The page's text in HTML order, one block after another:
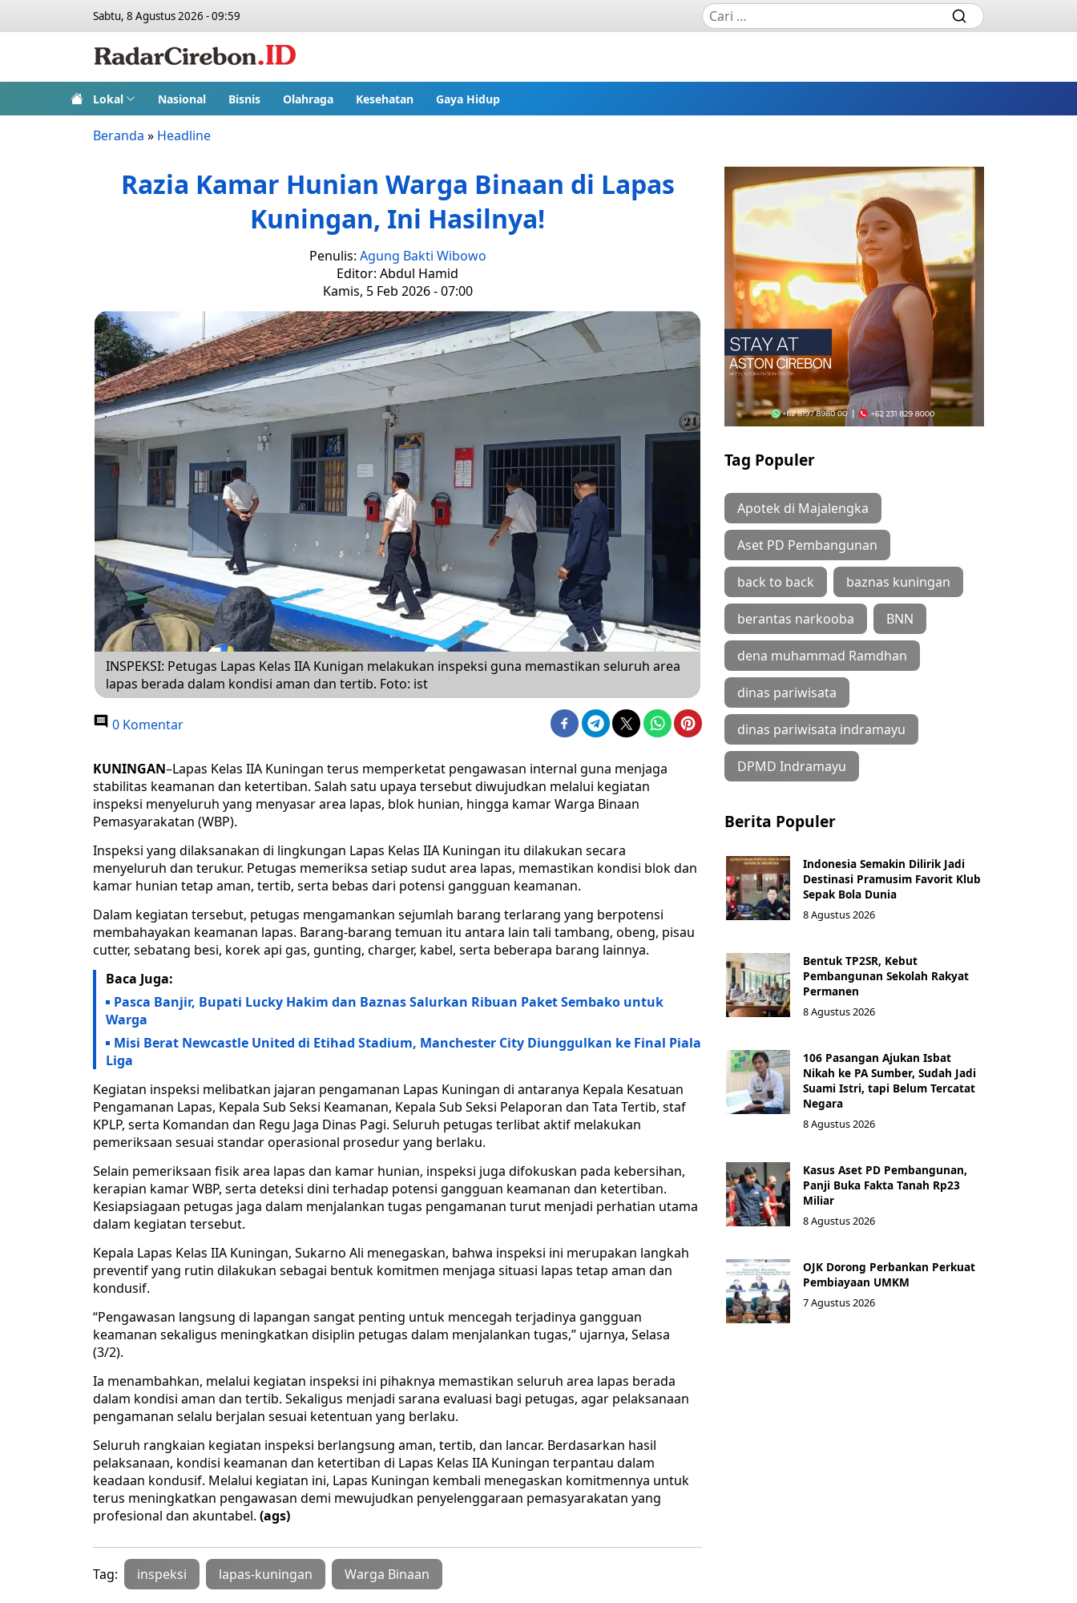
Sabtu, 8 Agustus 2026 - 09:59
Lokal Nasional Bisnis Olahraga Kesehatan Gaya Hidup
Beranda » Headline
Razia Kamar Hunian Warga Binaan di Lapas
Kuningan, Ini Hasilnya!
Penulis: Agung Bakti Wibowo
Editor: Abdul Hamid
Kamis, 5 Feb 2026 - 07:00
INSPEKSI: Petugas Lapas Kelas IIA Kunigan melakukan inspeksi guna memastikan seluruh area
lapas berada dalam kondisi aman dan tertib. Foto: ist
0 Komentar
KUNINGAN–Lapas Kelas IIA Kuningan terus memperketat pengawasan internal guna menjaga
stabilitas keamanan dan ketertiban. Salah satu upaya tersebut diwujudkan melalui kegiatan
inspeksi menyeluruh yang menyasar area lapas, blok hunian, hingga kamar Warga Binaan
Pemasyarakatan (WBP).
Inspeksi yang dilaksanakan di lingkungan Lapas Kelas IIA Kuningan itu dilakukan secara
menyeluruh dan terukur. Petugas memeriksa setiap sudut area lapas, memastikan kondisi blok dan
kamar hunian tetap aman, tertib, serta bebas dari potensi gangguan keamanan.
Dalam kegiatan tersebut, petugas mengamankan sejumlah barang terlarang yang berpotensi
membahayakan keamanan lapas. Barang-barang temuan itu antara lain tali tambang, obeng, pisau
cutter, sebatang besi, korek api gas, gunting, charger, kabel, serta beberapa barang lainnya.
Baca Juga:
Pasca Banjir, Bupati Lucky Hakim dan Baznas Salurkan Ribuan Paket Sembako untuk
Warga
Misi Berat Newcastle United di Etihad Stadium, Manchester City Diunggulkan ke Final Piala
Liga
Kegiatan inspeksi melibatkan jajaran pengamanan Lapas Kuningan di antaranya Kepala Kesatuan
Pengamanan Lapas, Kepala Sub Seksi Keamanan, Kepala Sub Seksi Pelaporan dan Tata Tertib, staf
KPLP, serta Komandan dan Regu Jaga Dinas Pagi. Seluruh petugas terlibat aktif melakukan
pemeriksaan sesuai standar operasional prosedur yang berlaku.
Selain pemeriksaan fisik area lapas dan kamar hunian, inspeksi juga difokuskan pada kebersihan,
kerapian kamar WBP, serta deteksi dini terhadap potensi gangguan keamanan dan ketertiban.
Kesiapsiagaan petugas jaga dalam menjalankan tugas pengamanan turut menjadi perhatian utama
dalam kegiatan tersebut.
Kepala Lapas Kelas IIA Kuningan, Sukarno Ali menegaskan, bahwa inspeksi ini merupakan langkah
preventif yang rutin dilakukan sebagai bentuk komitmen menjaga situasi lapas tetap aman dan
kondusif.
“Pengawasan langsung di lapangan sangat penting untuk mencegah terjadinya gangguan
keamanan sekaligus meningkatkan disiplin petugas dalam menjalankan tugas,” ujarnya, Selasa
(3/2).
Ia menambahkan, melalui kegiatan inspeksi ini pihaknya memastikan seluruh area lapas berada
dalam kondisi aman dan tertib. Sekaligus menjadi sarana evaluasi bagi petugas, agar pelaksanaan
pengamanan selalu berjalan sesuai ketentuan yang berlaku.
Seluruh rangkaian kegiatan inspeksi berlangsung aman, tertib, dan lancar. Berdasarkan hasil
pelaksanaan, kondisi keamanan dan ketertiban di Lapas Kelas IIA Kuningan terpantau dalam
keadaan kondusif. Melalui kegiatan ini, Lapas Kuningan kembali menegaskan komitmennya untuk
terus meningkatkan pengawasan demi mewujudkan penyelenggaraan pemasyarakatan yang
profesional dan akuntabel. (ags)
Tag: inspeksi lapas-kuningan Warga Binaan
Tag Populer
Apotek di Majalengka
Aset PD Pembangunan
back to back baznas kuningan
berantas narkooba BNN
dena muhammad Ramdhan
dinas pariwisata
dinas pariwisata indramayu
DPMD Indramayu
Berita Populer
Indonesia Semakin Dilirik Jadi
Destinasi Pramusim Favorit Klub
Sepak Bola Dunia
8 Agustus 2026
Bentuk TP2SR, Kebut
Pembangunan Sekolah Rakyat
Permanen
8 Agustus 2026
106 Pasangan Ajukan Isbat
Nikah ke PA Sumber, Sudah Jadi
Suami Istri, tapi Belum Tercatat
Negara
8 Agustus 2026
Kasus Aset PD Pembangunan,
Panji Buka Fakta Tanah Rp23
Miliar
8 Agustus 2026
OJK Dorong Perbankan Perkuat
Pembiayaan UMKM
7 Agustus 2026